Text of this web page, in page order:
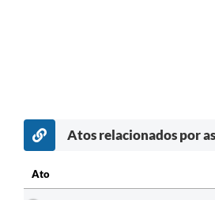
Atos relacionados por
Ato